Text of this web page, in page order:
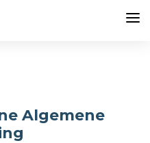
Algemene